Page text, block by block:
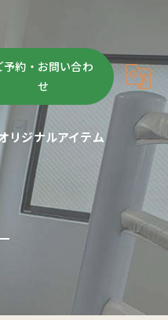
予約・お問い合わ
せ
リジナルアイテム